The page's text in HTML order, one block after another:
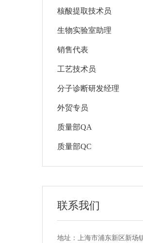
核酸提取技术员
生物实验室助理
销售代表
工艺技术员
分子诊断研发经理
外贸专员
质量部QA
质量部QC
联系我们
地址：上海市浦东新区新场